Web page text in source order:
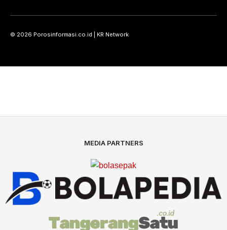
© 2026 Porosinformasi.co.id | KR Network
MEDIA PARTNERS